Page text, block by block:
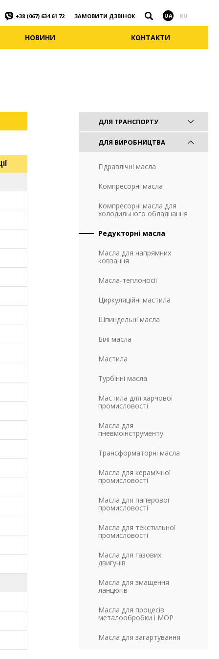
+38 (067) 634 61 72 ЗАМОВИТИ ДЗВІНОК UA RU
НОВИНИ КОНТАКТИ
Знайти
ДЛЯ ТРАНСПОРТУ
ДЛЯ ВИРОБНИЦТВА
Гідравлічні масла
Компресорні масла
Компресорні масла для
холодильного обладнання
Редукторні масла
Масла для напрямних
ковзання
Масла-теплоносії
Циркуляційні мастила
Шпиндельні масла
Білі масла
Мастила
Турбінні масла
Мастила для харчової
промисловості
Масла для
пневмоінструменту
Трансформаторні масла
Масла для керамічної
промисловості
Масла для паперової
промисловості
Масла для текстильної
промисловості
Масла для газових
двигунів
Масла для змащення
ланцюгів
Масла для процесів
металообробки і МОР
Масла для загартування